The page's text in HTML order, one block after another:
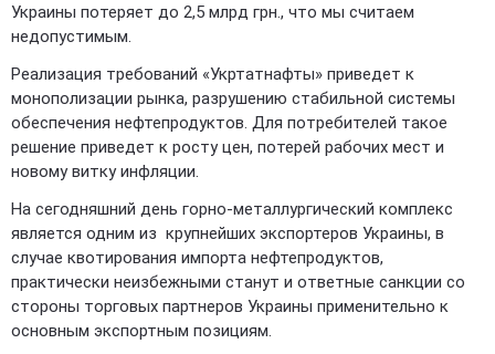
Украины потеряет до 2,5 млрд грн., что мы считаем
недопустимым.
Реализация требований «Укртатнафты» приведет к
монополизации рынка, разрушению стабильной системы
обеспечения нефтепродуктов. Для потребителей такое
решение приведет к росту цен, потерей рабочих мест и
новому витку инфляции.
На сегодняшний день горно-металлургический комплекс
является одним из крупнейших экспортеров Украины, в
случае квотирования импорта нефтепродуктов,
практически неизбежными станут и ответные санкции со
стороны торговых партнеров Украины применительно к
основным экспортным позициям.